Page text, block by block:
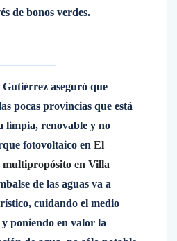
de bonos verdes.
aseguró que
pocas provincias que está
limpia, renovable y no
fotovoltaico en El
en Villa
de las aguas va a
cuidando el medio
poniendo en valor la